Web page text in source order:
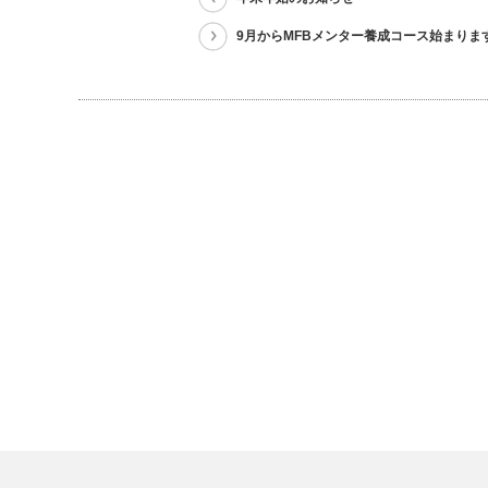
9月からMFBメンター養成コース始まりま